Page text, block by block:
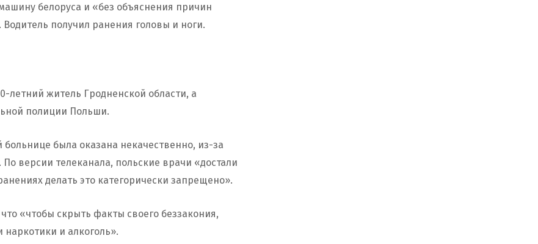
белоруса и «без объяснения причин
получил ранения головы и ноги.
житель Гродненской области, а
полиции Польши.
была оказана некачественно, из-за
версии телеканала, польские врачи «достали
делать это категорически запрещено».
«чтобы скрыть факты своего беззакония,
и алкоголь».